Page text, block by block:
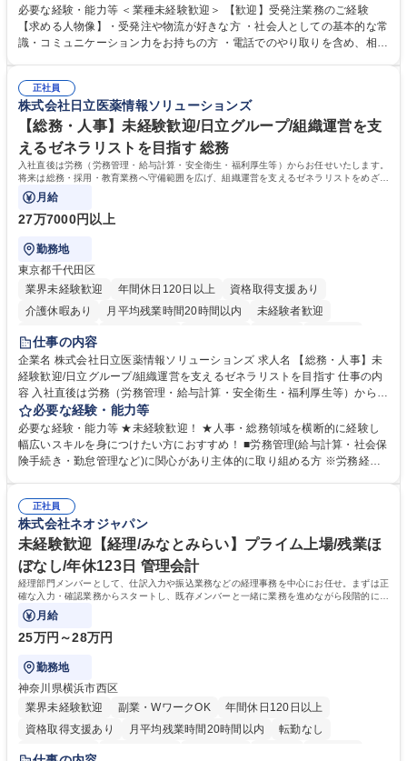
せします。 ・受注／出荷指示／売上管理／仕入管理／在庫管理／お客様や
倉庫と電話確認など、販売に関わる事務、営業サポートをお願いします。
・入社後は商品について覚えることから始め、先輩社員OJTと共に業務を
万～・残業10H◆食品原料・健康食品の商社
必要な経験・能力等 ＜業種未経験歓迎＞ 【歓迎】受発注業務のご経験
【求める人物像】・受発注や物流が好きな方 ・社会人としての基本的な常
識・コミュニケーション力をお持ちの方 ・電話でのやり取りを含め、相手
演算ができる方 ・業務ルールや指示を理解し、行動できる方 学歴・資格
学歴：大学院 大学 短大 語学力： 資格：
正社員
株式会社日立医薬情報ソリューションズ
【総務・人事】未経験歓迎/日立グループ/組織運営を支
えるゼネラリストを目指す 総務
入社直後は労務（労務管理・給与計算・安全衛生・福利厚生等）からお任せいたします。
将来は総務・採用・教育業務へ守備範囲を広げ、組織運営を支えるゼネラリストをめざせ
ます。
月給
27万7000円以上
勤務地
東京都千代田区
業界未経験歓迎
年間休日120日以上
資格取得支援あり
介護休暇あり
月平均残業時間20時間以内
未経験者歓迎
住宅手当あり
育休あり
完全週休2日制 交通費支給 土日祝休み 寮・社宅あり
仕事の内容
企業名 株式会社日立医薬情報ソリューションズ 求人名 【総務・人事】未
経験歓迎/日立グループ/組織運営を支えるゼネラリストを目指す 仕事の内
容 入社直後は労務（労務管理・給与計算・安全衛生・福利厚生等）からお
任せいたします。将来は総務・採用・教育業務へ守備範囲を広げ、組織運
営を支えるゼネラリストをめざせます。 ・初期業務：労働時間管理、給与
計算、社会保険対応、福利厚生管理、安全衛生、健康経営推進等をお任せ
します。ご経験に応じて、休職者管理など、幅広く経験を積んでいただき
幅広く経験を積みたい意欲がある方に最適な環境です。 募集職種 【総
務・人事】未経験歓迎/日立グループ/組織運営を支えるゼネラリストを目
指す
必要な経験・能力等
必要な経験・能力等 ★未経験歓迎！ ★人事・総務領域を横断的に経験し
幅広いスキルを身につけたい方におすすめ！ ■労務管理(給与計算・社会保
険手続き・勤怠管理など)に関心があり主体的に取り組める方 ※労務経験
のご経験 ■労務管理（給与計算・社会保険手続き・勤怠管理など）の経験
■衛生管理者の資格をお持ちの方 学歴・資格 学歴：大学院 大学 高専 短大
専修学校 高校 語学力： 資格：
正社員
株式会社ネオジャパン
未経験歓迎【経理/みなとみらい】プライム上場/残業ほ
ぼなし/年休123日 管理会計
経理部門メンバーとして、仕訳入力や振込業務などの経理事務を中心にお任せ。まずは正
確な入力・確認業務からスタートし、既存メンバーと一緒に業務を進めながら段階的に経
理知識を身につけていただきます。
月給
25万円～28万円
勤務地
神奈川県横浜市西区
業界未経験歓迎
副業・WワークOK
年間休日120日以上
資格取得支援あり
月平均残業時間20時間以内
転勤なし
未経験者歓迎